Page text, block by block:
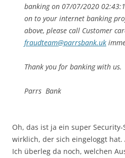
banking on 07/07/2020
on to your internet banking
above, please call Customer
fraudteam@parrsbank.uk
Thank you for banking with us.
Parrs Bank
Oh, das ist ja ein super
wirklich, der sich eingeloggt
Ich überleg da noch, welchen